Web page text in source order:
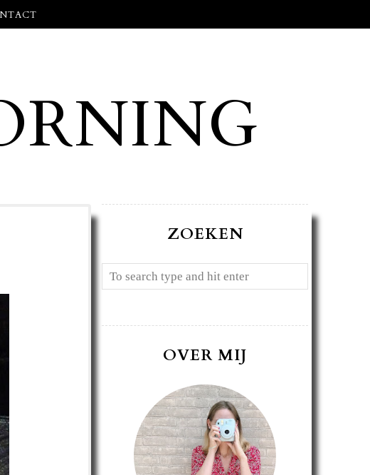
ZOEKEN
OVER MIJ